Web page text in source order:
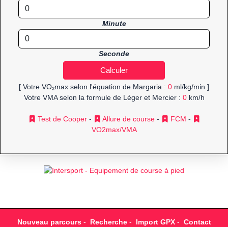
Minute
Seconde
[ Votre VO₂max selon l'équation de Margaria : 0 ml/kg/min ]
Votre VMA selon la formule de Léger et Mercier : 0km/h
Test de Cooper- Allure de course- FCM -
VO2max/VMA
Nouveau parcours- Recherche- Import GPX- Contact